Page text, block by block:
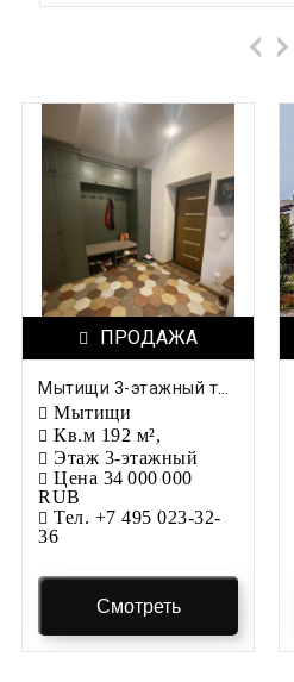
ПРОДАЖА
Мытищи
Кв.м 192 м²,
Этаж 3-этажный
Цена 34 000 000
RUB
Тел. +7 495 023-32-
36
Смотреть